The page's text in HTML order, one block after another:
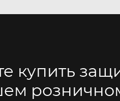
купить